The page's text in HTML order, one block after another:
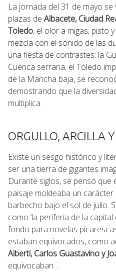
La jornada del 31 de mayo se
plazas de Albacete, Ciudad
Toledo, el olor a migas, pisto
mezcla con el sonido de las
una fiesta de contrastes: la
Cuenca serrana, el Toledo
de la Mancha baja, se
demostrando que la
multiplica.
ORGULLO, ARCILLA
Existe un sesgo histórico y
ser una tierra de gigantes
Durante siglos, se pensó que
paisaje moldeaba un
barbecho bajo el sol de julio.
como ‘la periferia de la capital
fondo para novelas
estaban equivocados, como
Alberti, Carlos Guastavino y
equivocaban…